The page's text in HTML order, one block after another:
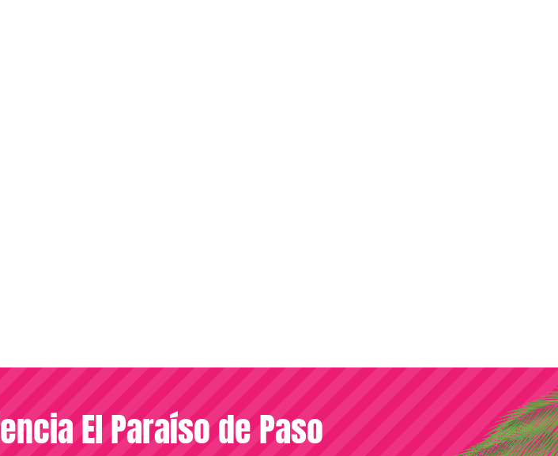
El Paraíso de Paso